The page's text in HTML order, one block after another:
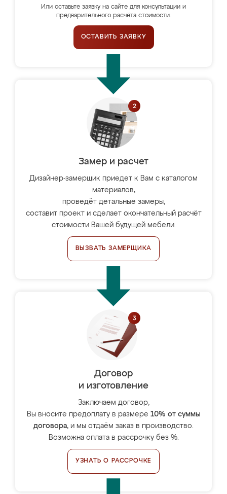
Или оставьте заявку на сайте для консультации и
предварительного расчёта стоимости.
ОСТАВИТЬ ЗАЯВКУ
Замер и расчет
Дизайнер-замерщик приедет к Вам с каталогом
материалов,
проведёт детальные замеры,
составит проект и сделает окончательный расчёт
стоимости Вашей будущей мебели.
ВЫЗВАТЬ ЗАМЕРЩИКА
Договор
и изготовление
Заключаем договор,
Вы вносите предоплату в размере 10% от суммы
договора, и мы отдаём заказ в производство.
Возможна оплата в рассрочку без %.
УЗНАТЬ О РАССРОЧКЕ